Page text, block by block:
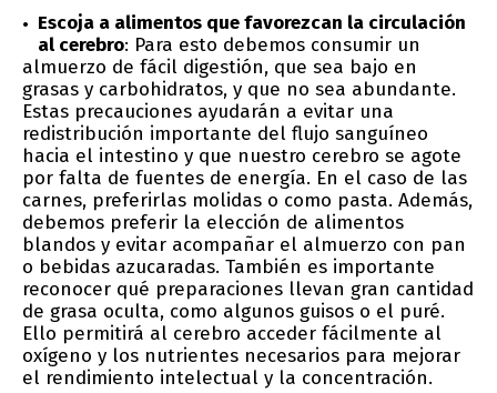
Escoja a alimentos que favorezcan la circulación
al cerebro: Para esto debemos consumir un
almuerzo de fácil digestión, que sea bajo en
grasas y carbohidratos, y que no sea abundante.
Estas precauciones ayudarán a evitar una
redistribución importante del flujo sanguíneo
hacia el intestino y que nuestro cerebro se agote
por falta de fuentes de energía. En el caso de las
carnes, preferirlas molidas o como pasta. Además,
debemos preferir la elección de alimentos
blandos y evitar acompañar el almuerzo con pan
o bebidas azucaradas. También es importante
reconocer qué preparaciones llevan gran cantidad
de grasa oculta, como algunos guisos o el puré.
Ello permitirá al cerebro acceder fácilmente al
oxígeno y los nutrientes necesarios para mejorar
el rendimiento intelectual y la concentración.